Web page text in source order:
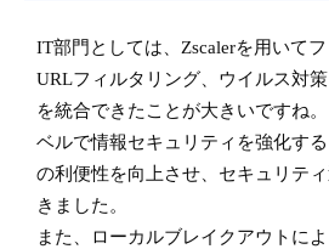
IT部門としては、Zscalerを用いてフ
URLフィルタリング、ウイルス対
を統合できたことが大きいですね
ベルで情報セキュリティを強化す
の利便性を向上させ、セキュリテ
きました。
また、ローカルブレイクアウトに